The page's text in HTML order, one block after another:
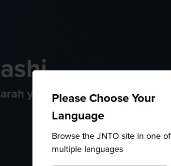
Please Choose Your
Language
Browse the JNTO site in one of
multiple languages
yang Kaya